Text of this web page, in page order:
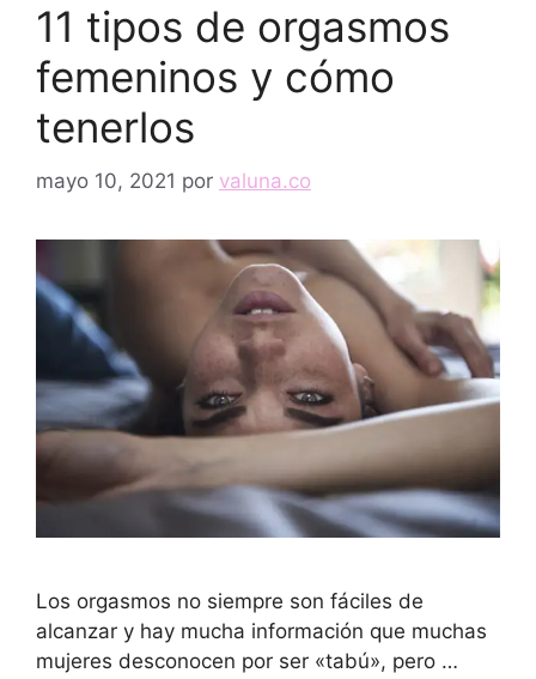
11 tipos de orgasmos
femeninos y cómo
tenerlos
mayo 10, 2021 por valuna.co
Los orgasmos no siempre son fáciles de
alcanzar y hay mucha información que muchas
mujeres desconocen por ser «tabú», pero …